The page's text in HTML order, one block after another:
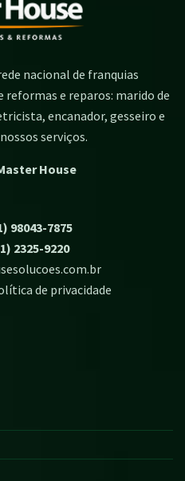
nacional de franquias
reformas e reparos: marido de
encanador, gesseiro e
serviços.
House
98043-7875
2325-9220
de privacidade